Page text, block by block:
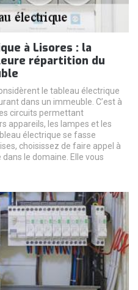
à Lisores : la
répartition du
le tableau électrique
dans un immeuble. C’est à
circuits permettant
appareils, les lampes et les
électrique se fasse
choisissez de faire appel à
le domaine. Elle vous